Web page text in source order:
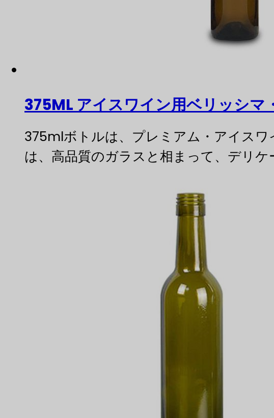
375ML アイスワイン用ベリッシマ
375mlボトルは、プレミアム・アイス
は、高品質のガラスと相まって、デリケ